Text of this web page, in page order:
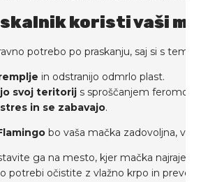
koristi vaši
potrebo po praskanju, saj si s tem:
in odstranijo odmrlo plast.
svoj teritorij s sproščanjem
in se zabavajo.
bo vaša mačka zadovoljna, vi
ga na mesto, kjer mačka najraje
potrebi očistite z vlažno krpo in